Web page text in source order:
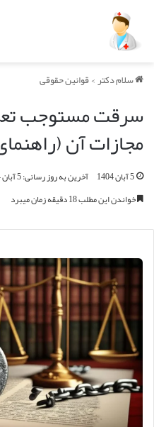
سلام دکتر>قوانین حقوقی
سرقت مستوجب
مجازات آن
5 آبان 1404
آخرین به روز رسانی: 5 آبان 1404
خواندن این مطلب 18 دقیقه زمان میبرد